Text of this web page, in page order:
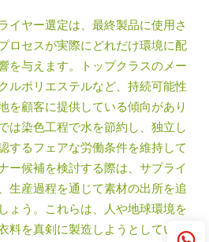
イヤー選定は、最終製品に使用さ
ロセスが実際にどれだけ環境に配
を与えます。トップクラスのメー
ルポリエステルなど、持続可能性
を顧客に提供している傾向があり
は染色工程で水を節約し、独立し
するフェアな労働条件を維持して
ー候補を検討する際は、サプライ
生産過程を通じて素材の出所を追
ょう。これらは、人や地球環境を
料を真剣に製造しようとしている